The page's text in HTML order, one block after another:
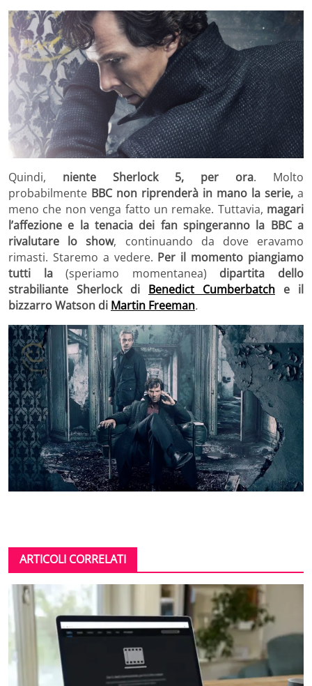
Quindi, niente Sherlock 5, per ora. Molto
probabilmente BBC non riprenderà in mano la serie, a
meno che non venga fatto un remake. Tuttavia, magari
l’affezione e la tenacia dei fan spingeranno la BBC a
rivalutare lo show, continuando da dove eravamo
rimasti. Staremo a vedere. Per il momento piangiamo
tutti la(speriamo momentanea) dipartita dello
strabiliante Sherlock di Benedict Cumberbatch e il
bizzarro Watson di Martin Freeman.
ARTICOLI CORRELATI